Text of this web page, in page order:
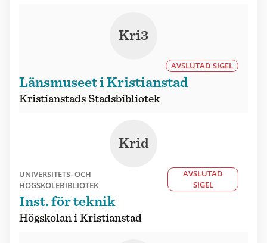
Kri3
AVSLUTAD SIGEL
Länsmuseet i Kristianstad
Kristianstads Stadsbibliotek
Krid
UNIVERSITETS- OCH
HÖGSKOLEBIBLIOTEK
AVSLUTAD
SIGEL
Inst. för teknik
Högskolan i Kristianstad